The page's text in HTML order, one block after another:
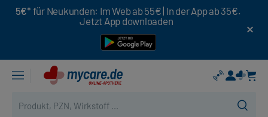
5€* für Neukunden: Im Web ab 55€ | In der App ab 35€.
Jetzt App downloaden